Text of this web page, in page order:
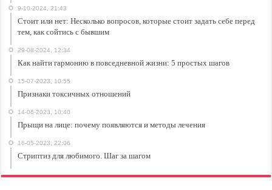
9-10-2024, 21:43
Стоит или нет: Несколько вопросов, которые стоит задать себе перед
тем, как сойтись с бывшим
29-08-2024, 12:34
Как найти гармонию в повседневной жизни: 5 простых шагов
15-07-2023, 10:55
Признаки токсичных отношений
14-06-2023, 10:40
Прыщи на лице: почему появляются и методы лечения
16-05-2023, 22:06
Стриптиз для любимого. Шаг за шагом